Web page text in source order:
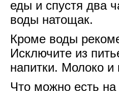
еды и спустя два
воды натощак.
Кроме воды
Исключите из
напитки. Молоко
Что можно есть на